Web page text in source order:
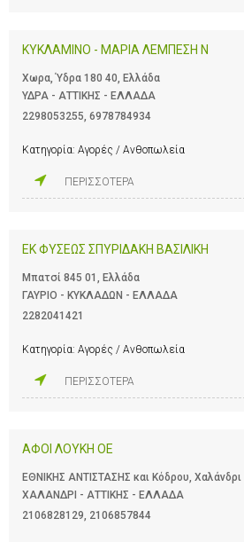
ΚΥΚΛΑΜΙΝΟ - ΜΑΡΙΑ ΛΕΜΠΕΣΗ Ν
Χωρα, Ύδρα 180 40, Ελλάδα
ΥΔΡΑ - ΑΤΤΙΚΗΣ - ΕΛΛΑΔΑ
2298053255, 6978784934
Κατηγορία: Αγορές / Ανθοπωλεία
ΠΕΡΙΣΣΟΤΕΡΑ
ΕΚ ΦΥΣΕΩΣ ΣΠΥΡΙΔΑΚΗ ΒΑΣΙΛΙΚΗ
Μπατσί 845 01, Ελλάδα
ΓΑΥΡΙΟ - ΚΥΚΛΑΔΩΝ - ΕΛΛΑΔΑ
2282041421
Κατηγορία: Αγορές / Ανθοπωλεία
ΠΕΡΙΣΣΟΤΕΡΑ
ΑΦΟΙ ΛΟΥΚΗ ΟΕ
ΕΘΝΙΚΗΣ ΑΝΤΙΣΤΑΣΗΣ και Κόδρου,
ΧΑΛΑΝΔΡΙ - ΑΤΤΙΚΗΣ - ΕΛΛΑΔΑ
2106828129, 2106857844